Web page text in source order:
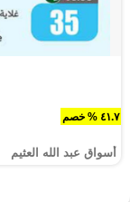
٤١.٧ % خصم
أسواق عبد الله العثيم